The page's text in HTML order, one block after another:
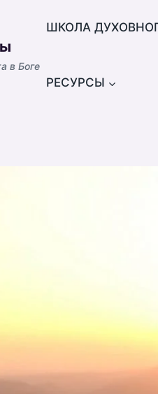
в Боге
ШКОЛА
РЕСУРСЫ